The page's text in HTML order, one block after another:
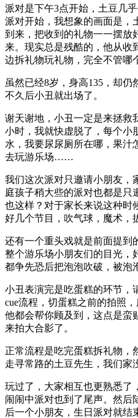
派对是下午3点开始，土豆几
派对开始，我想象的画面是，
到来，把收到的礼物一一摆放
来。现实总是残酷的，他从收
边拆礼物玩礼物，完全不管哪
虽然已经8岁，身高135，却仍
不久后小丑就出场了。
谢天谢地，小丑一定是来拯救
小时，我就快虚脱了，每个小
水，我要尿尿厕所在哪，果汁
去玩游乐场……
我们这次派对只邀请小朋友，
庭孩子稍大些的派对也都是只
也这样？对于家长来说这种时
好几个节目，吹气球，魔术，
还有一个重头戏就是前面提到
整个游乐场小朋友们的目光，
都争先恐后把泡泡吹破，被泡
小丑表演完是吃蛋糕的环节，
cue流程，切蛋糕之前的拍照
他都会帮你顾及到，这点是蛮
来拍大合影了。
正常流程是吃完蛋糕拆礼物，
走寻常路的土豆先生，我们家
玩过了，大家相互也更熟悉了
闹闹中派对也到了尾声。然后
后一个小朋友，生日派对就结